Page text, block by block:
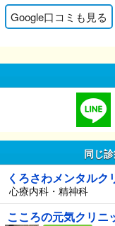
Google口コミも見る
同じ
くろさわメンタルク
心療内科・精神科
こころの元気クリニ